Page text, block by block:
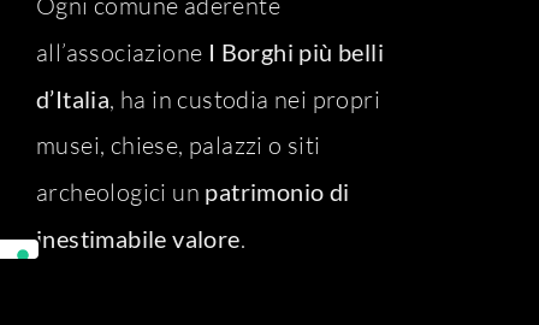
all’associazione I Borghi più belli
d’Italia, ha in custodia nei propri
musei, chiese, palazzi o siti
archeologici un patrimonio di
inestimabile valore.